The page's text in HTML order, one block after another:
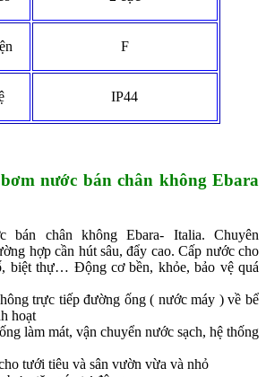
F
IP44
nước bán chân không Ebara
bán chân không Ebara- Italia. Chuyên
hợp cần hút sâu, đẩy cao. Cấp nước cho
biệt thự… Động cơ bền, khỏe, bảo vệ quá
trực tiếp đường ống ( nước máy ) về bể
hoạt
làm mát, vận chuyển nước sạch, hệ thống
tưới tiêu và sân vườn vừa và nhỏ